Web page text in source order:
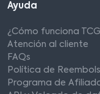
Ayuda
¿Cómo funciona
Atención al cliente
FAQs
Política de
Programa de